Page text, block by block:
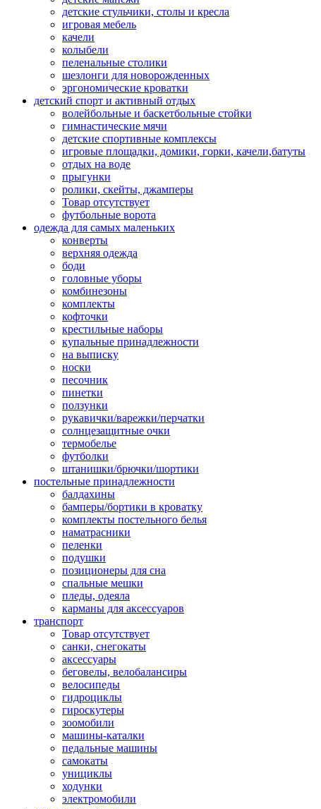
детские стульчики, столы и кресла
игровая мебель
качели
колыбели
пеленальные столики
шезлонги для новорожденных
эргономические кроватки
детский спорт и активный отдых
волейбольные и баскетбольные стойки
гимнастические мячи
детские спортивные комплексы
игровые площадки, домики, горки, качели,батуты
отдых на воде
прыгунки
ролики, скейты, джамперы
Товар отсутствует
футбольные ворота
одежда для самых маленьких
конверты
верхняя одежда
боди
головные уборы
комбинезоны
комплекты
кофточки
крестильные наборы
купальные принадлежности
на выписку
носки
песочник
пинетки
ползунки
рукавички/варежки/перчатки
солнцезащитные очки
термобелье
футболки
штанишки/брючки/шортики
постельные принадлежности
балдахины
бамперы/бортики в кроватку
комплекты постельного белья
наматрасники
пеленки
подушки
позиционеры для сна
спальные мешки
пледы, одеяла
карманы для аксеcсуаров
транспорт
Товар отсутствует
санки, снегокаты
аксессуары
беговелы, велобалансиры
велосипеды
гидроциклы
гироскутеры
зоомобили
машины-каталки
педальные машины
самокаты
унициклы
ходунки
электромобили